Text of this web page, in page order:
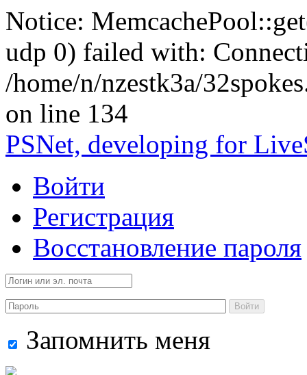
Notice:
udp 0) failed with:
/home/n/nzestk3a/
on line 134
PSNet, developing for
Войти
Регистрация
Восстановление пароля
Войти
Запомнить меня